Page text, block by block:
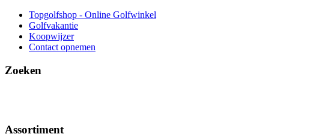
Topgolfshop - Online Golfwinkel
Golfvakantie
Koopwijzer
Contact opnemen
Zoeken
Assortiment